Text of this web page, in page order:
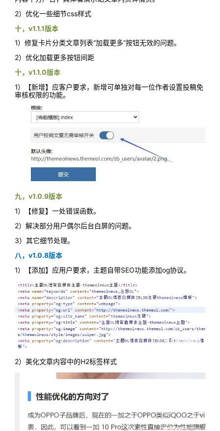
2）优化一些细节css样式
十，v1.1.1版本
1）修复卡片分类文章列表“加载更多”按钮无效的问题。
2）优化加载更多按钮间距
十，v1.1.0版本
1）【新增】应客户要求，新增可单独对每一位作者设置投稿免
审核权限的功能。
九，v1.0.9版本
1）【修复】一处错误函数。
2）解决部分用户偶尔后台白屏的问题。
3）其它细节处理。
八，v1.0.8版本
1）【添加】应用户要求，主题自带SEO功能添加og协议。
2）美化文章内容中的H2标签样式